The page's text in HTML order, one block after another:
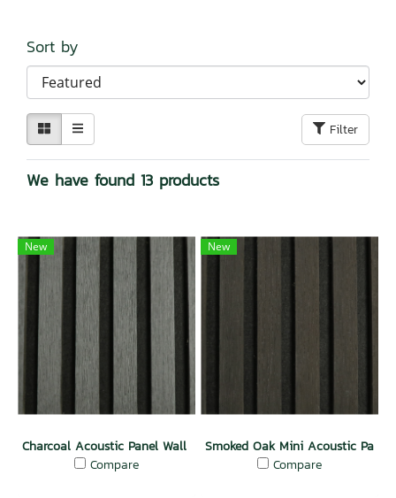
Sort by
Filter
We have found 13 products
New
Charcoal Acoustic Panel Wall Natural Wood
Compare
New
Smoked Oak Mini Acoustic
Compare